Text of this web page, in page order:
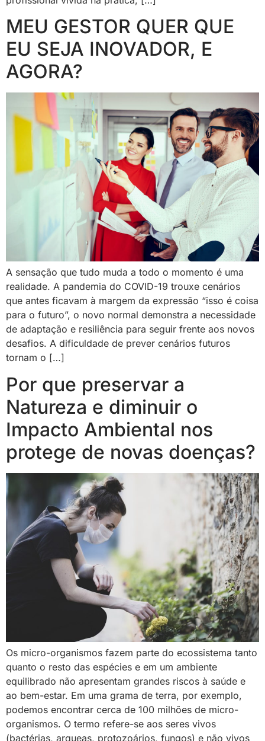
MEU GESTOR QUER QUE
EU SEJA INOVADOR, E
AGORA?
A sensação que tudo muda a todo o momento é uma
realidade. A pandemia do COVID-19 trouxe cenários
que antes ficavam à margem da expressão “isso é coisa
para o futuro”, o novo normal demonstra a necessidade
de adaptação e resiliência para seguir frente aos novos
desafios. A dificuldade de prever cenários futuros
tornam o […]
Por que preservar a
Natureza e diminuir o
Impacto Ambiental nos
protege de novas doenças?
Os micro-organismos fazem parte do ecossistema tanto
quanto o resto das espécies e em um ambiente
equilibrado não apresentam grandes riscos à saúde e
ao bem-estar. Em uma grama de terra, por exemplo,
podemos encontrar cerca de 100 milhões de micro-
organismos. O termo refere-se aos seres vivos
(bactérias, arqueas, protozoários, fungos) e não vivos